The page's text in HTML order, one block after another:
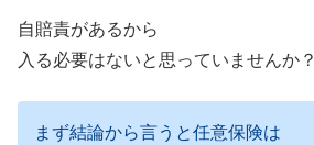
自賠責があるから
入る必要はないと思っていませんか？
まず結論から言うと任意保険は